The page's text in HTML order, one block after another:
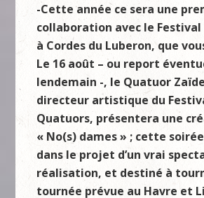
-Cette année ce sera une
collaboration avec le
à Cordes du Luberon, que
Le 16 août – ou report
lendemain -, le Quatuor
directeur artistique du
Quatuors, présentera une
« No(s) dames » ; cette
dans le projet d’un vrai
réalisation, et destiné à
tournée prévue au Havre et